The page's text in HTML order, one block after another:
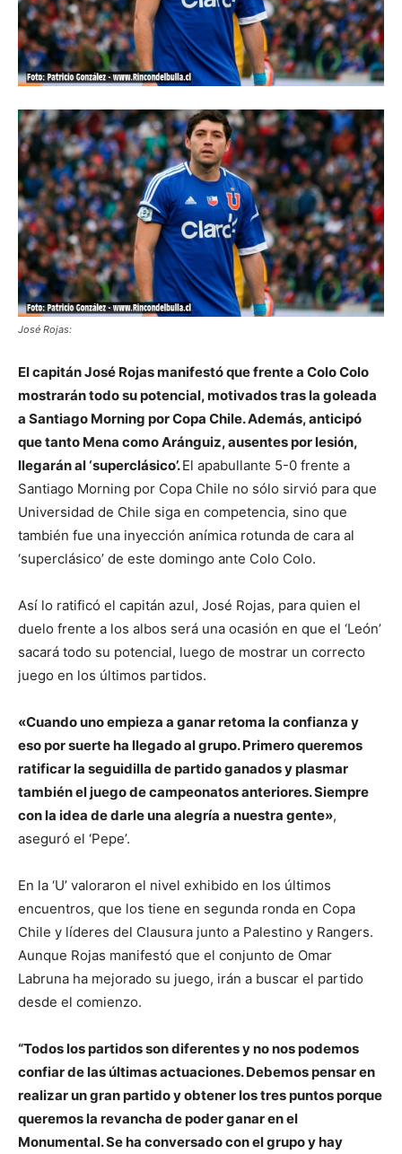
José Rojas:
El capitán José Rojas manifestó que frente a Colo Colo
mostrarán todo su potencial, motivados tras la goleada
a Santiago Morning por Copa Chile. Además, anticipó
que tanto Mena como Aránguiz, ausentes por lesión,
llegarán al ‘superclásico’.El apabullante 5-0 frente a
Santiago Morning por Copa Chile no sólo sirvió para que
Universidad de Chile siga en competencia, sino que
también fue una inyección anímica rotunda de cara al
‘superclásico’ de este domingo ante Colo Colo.
Así lo ratificó el capitán azul, José Rojas, para quien el
duelo frente a los albos será una ocasión en que el ‘León’
sacará todo su potencial, luego de mostrar un correcto
juego en los últimos partidos.
«Cuando uno empieza a ganar retoma la confianza y
eso por suerte ha llegado al grupo. Primero queremos
ratificar la seguidilla de partido ganados y plasmar
también el juego de campeonatos anteriores. Siempre
con la idea de darle una alegría a nuestra gente»,
aseguró el ‘Pepe’.
En la ‘U’ valoraron el nivel exhibido en los últimos
encuentros, que los tiene en segunda ronda en Copa
Chile y líderes del Clausura junto a Palestino y Rangers.
Aunque Rojas manifestó que el conjunto de Omar
Labruna ha mejorado su juego, irán a buscar el partido
desde el comienzo.
“Todos los partidos son diferentes y no nos podemos
confiar de las últimas actuaciones. Debemos pensar en
realizar un gran partido y obtener los tres puntos porque
queremos la revancha de poder ganar en el
Monumental. Se ha conversado con el grupo y hay